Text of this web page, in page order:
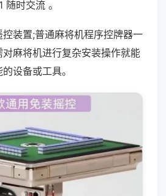
时交流 。
装置;普通麻将机程序控牌器一
麻将机进行复杂安装操作就能
设备或工具。